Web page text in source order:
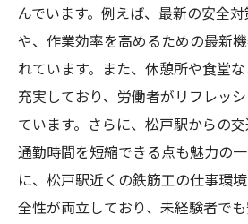
んでいます。例えば、最新の安全
や、作業効率を高めるための最新
れています。また、休憩所や食堂
充実しており、労働者がリフレッ
ています。さらに、松戸駅からの交
通勤時間を短縮できる点も魅力の
に、松戸駅近くの鉄筋工の仕事環
全性が両立しており、未経験者で